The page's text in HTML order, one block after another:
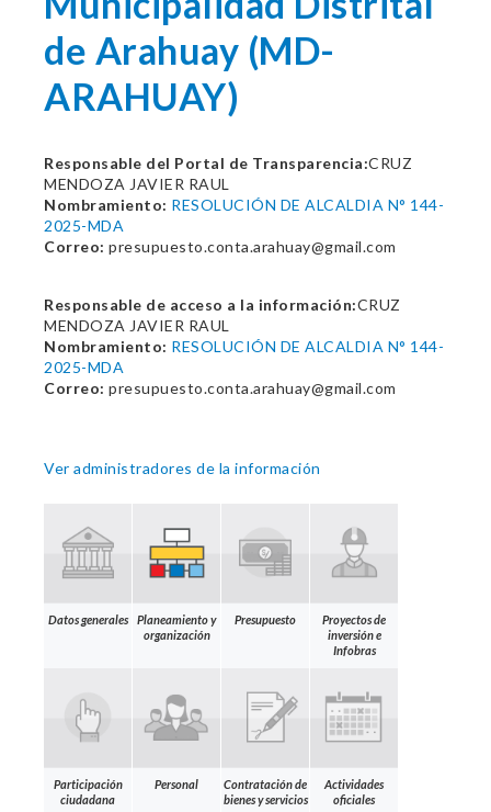
de Arahuay (MD-
ARAHUAY)
Responsable del Portal de Transparencia:CRUZ
MENDOZA JAVIER RAUL
Nombramiento: RESOLUCIÓN DE ALCALDIA N° 144-
2025-MDA
Correo: presupuesto.conta.arahuay@gmail.com
Responsable de acceso a la información:CRUZ
MENDOZA JAVIER RAUL
Nombramiento: RESOLUCIÓN DE ALCALDIA N° 144-
2025-MDA
Correo: presupuesto.conta.arahuay@gmail.com
Ver administradores de la información
Datos generales
Planeamiento y
organización
Presupuesto
Proyectos de
inversión e
Infobras
Participación
ciudadana
Personal
Contratación de
bienes y servicios
Actividades
oficiales